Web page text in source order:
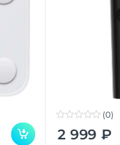
o
(0)
2 999 ₽